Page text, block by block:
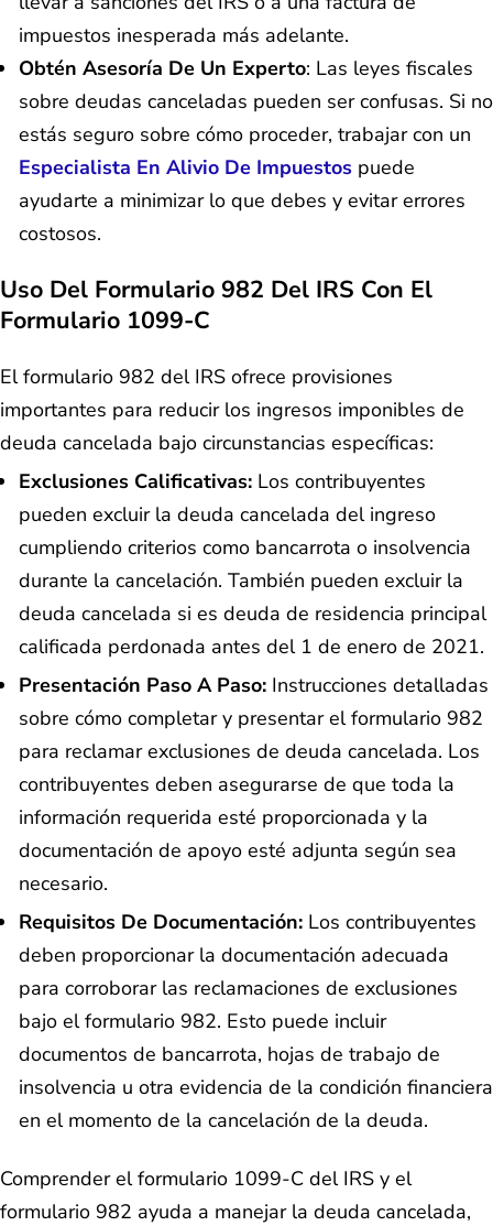
impuestos inesperada más adelante.
Obtén Asesoría De Un Experto: Las leyes fiscales
sobre deudas canceladas pueden ser confusas. Si no
estás seguro sobre cómo proceder, trabajar con un
Especialista En Alivio De Impuestos puede
ayudarte a minimizar lo que debes y evitar errores
costosos.
Uso Del Formulario 982 Del IRS Con El
Formulario 1099-C
El formulario 982 del IRS ofrece provisiones
importantes para reducir los ingresos imponibles de
deuda cancelada bajo circunstancias específicas:
Exclusiones Calificativas: Los contribuyentes
pueden excluir la deuda cancelada del ingreso
cumpliendo criterios como bancarrota o insolvencia
durante la cancelación. También pueden excluir la
deuda cancelada si es deuda de residencia principal
calificada perdonada antes del 1 de enero de 2021.
Presentación Paso A Paso: Instrucciones detalladas
sobre cómo completar y presentar el formulario 982
para reclamar exclusiones de deuda cancelada. Los
contribuyentes deben asegurarse de que toda la
información requerida esté proporcionada y la
documentación de apoyo esté adjunta según sea
necesario.
Requisitos De Documentación: Los contribuyentes
deben proporcionar la documentación adecuada
para corroborar las reclamaciones de exclusiones
bajo el formulario 982. Esto puede incluir
documentos de bancarrota, hojas de trabajo de
insolvencia u otra evidencia de la condición financiera
en el momento de la cancelación de la deuda.
Comprender el formulario 1099-C del IRS y el
formulario 982 ayuda a manejar la deuda cancelada,